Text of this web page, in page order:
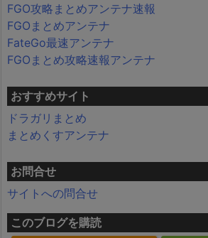
FGO攻略まとめアンテナ速報
FGOまとめアンテナ
FateGo最速アンテナ
FGOまとめ攻略速報アンテナ
おすすめサイト
ドラガリまとめ
まとめくすアンテナ
お問合せ
サイトへの問合せ
このブログを購読